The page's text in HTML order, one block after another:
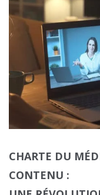
CHARTE DU
CONTENU :